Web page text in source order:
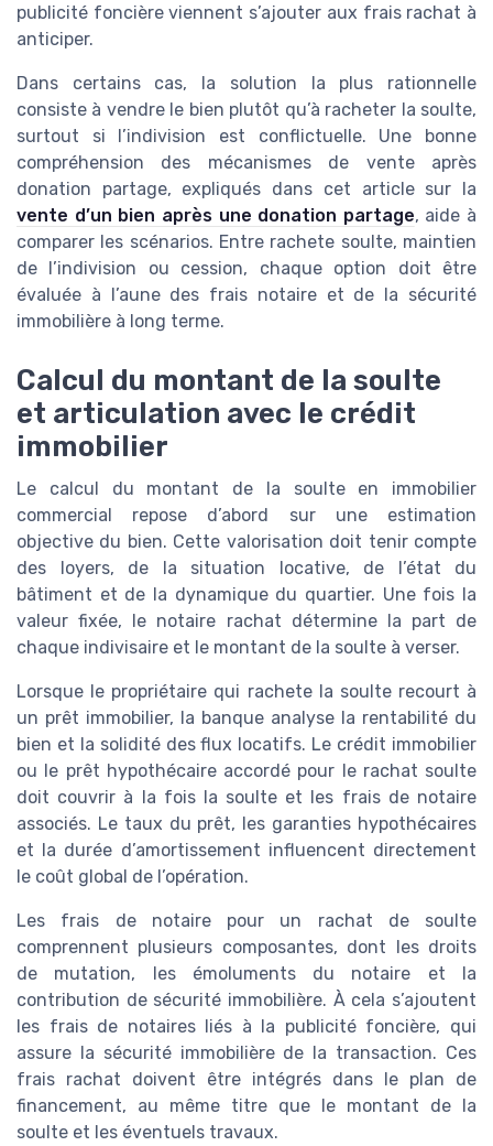
publicité foncière viennent s’ajouter aux frais rachat à
anticiper.
Dans certains cas, la solution la plus rationnelle
consiste à vendre le bien plutôt qu’à racheter la soulte,
surtout si l’indivision est conflictuelle. Une bonne
compréhension des mécanismes de vente après
donation partage, expliqués dans cet article sur la
vente d’un bien après une donation partage, aide à
comparer les scénarios. Entre rachete soulte, maintien
de l’indivision ou cession, chaque option doit être
évaluée à l’aune des frais notaire et de la sécurité
immobilière à long terme.
Calcul du montant de la soulte
et articulation avec le crédit
immobilier
Le calcul du montant de la soulte en immobilier
commercial repose d’abord sur une estimation
objective du bien. Cette valorisation doit tenir compte
des loyers, de la situation locative, de l’état du
bâtiment et de la dynamique du quartier. Une fois la
valeur fixée, le notaire rachat détermine la part de
chaque indivisaire et le montant de la soulte à verser.
Lorsque le propriétaire qui rachete la soulte recourt à
un prêt immobilier, la banque analyse la rentabilité du
bien et la solidité des flux locatifs. Le crédit immobilier
ou le prêt hypothécaire accordé pour le rachat soulte
doit couvrir à la fois la soulte et les frais de notaire
associés. Le taux du prêt, les garanties hypothécaires
et la durée d’amortissement influencent directement
le coût global de l’opération.
Les frais de notaire pour un rachat de soulte
comprennent plusieurs composantes, dont les droits
de mutation, les émoluments du notaire et la
contribution de sécurité immobilière. À cela s’ajoutent
les frais de notaires liés à la publicité foncière, qui
assure la sécurité immobilière de la transaction. Ces
frais rachat doivent être intégrés dans le plan de
financement, au même titre que le montant de la
soulte et les éventuels travaux.